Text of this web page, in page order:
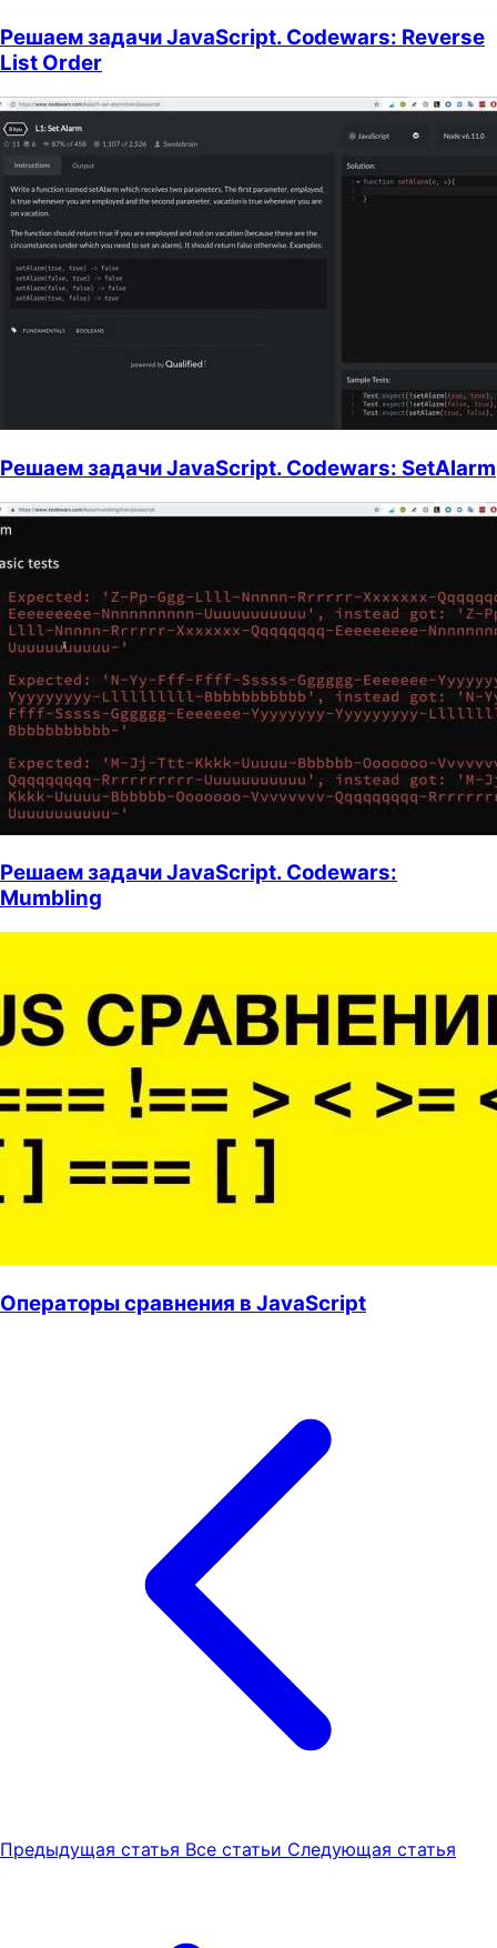
Решаем задачи JavaScript. Codewars: Reverse
List Order
Решаем задачи JavaScript. Codewars: SetAlarm
Решаем задачи JavaScript. Codewars:
Mumbling
Операторы сравнения в JavaScript
Предыдущая статья Все статьи Следующая статья